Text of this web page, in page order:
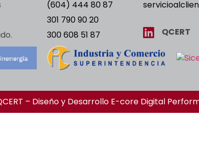
(604) 444 80 87
301 790 90 20
300 608 51 87
QCERT
– Diseño y Desarrollo E-core Digital